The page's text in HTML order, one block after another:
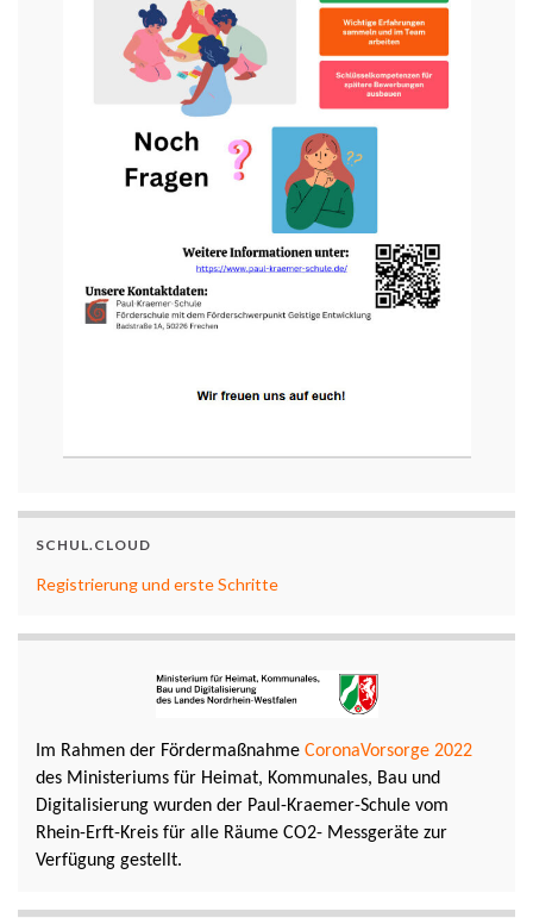
SCHUL.CLOUD
Registrierung und erste Schritte
Im Rahmen der Fördermaßnahme CoronaVorsorge 2022
des Ministeriums für Heimat, Kommunales, Bau und
Digitalisierung wurden der Paul-Kraemer-Schule vom
Rhein-Erft-Kreis für alle Räume CO2- Messgeräte zur
Verfügung gestellt.